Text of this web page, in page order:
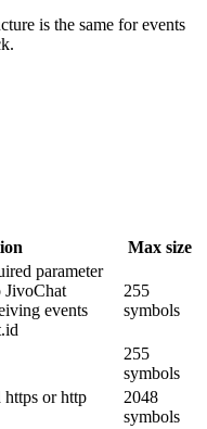
is the same for events
Max size
parameter
JivoChat
events
255
symbols
255
symbols
or http
2048
symbols